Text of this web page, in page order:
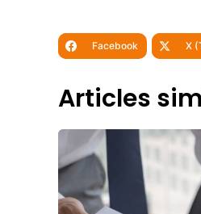
Facebook X
Articles